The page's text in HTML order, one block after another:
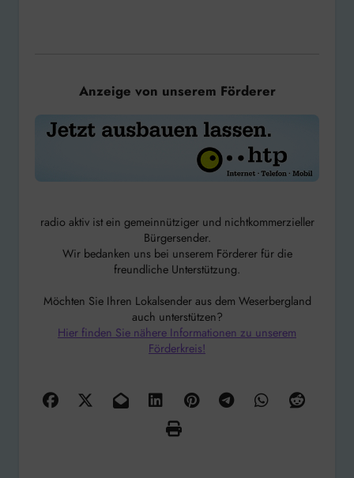
Anzeige von unserem Förderer
radio aktiv ist ein gemeinnütziger und nichtkommerzieller
Bürgersender.
Wir bedanken uns bei unserem Förderer für die
freundliche Unterstützung.
Möchten Sie Ihren Lokalsender aus dem Weserbergland
auch unterstützen?
Hier finden Sie nähere Informationen zu unserem
Förderkreis!